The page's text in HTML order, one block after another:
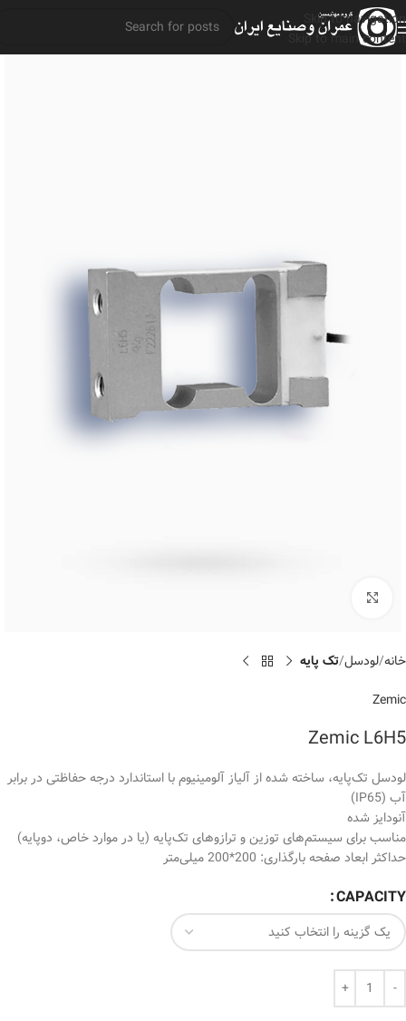
Skip to navigation
Skip to main content
خانه لودسل تک پایه
Zemic
Zemic L6H5
لودسل تک‌پایه، ساخته شده از آلیاز آلومینیوم با استاندارد درجه حفاظتی در برابر
آب (IP65)
آنودایز شده
مناسب برای سیستم‏‌های توزین و ترازوهای تک‌‌پایه (یا در موارد خاص، دوپایه)
حداکثر ابعاد صفحه بارگذاری: 200*200 میلی‌متر
CAPACITY